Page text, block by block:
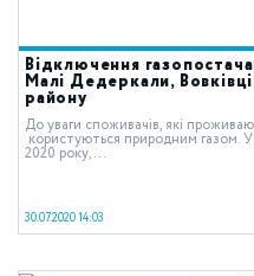
Відключення
Малі Дедеркали,
району
До уваги споживачів, які
користуються природним газом.
2020 року,...
30.07.2020 14:03